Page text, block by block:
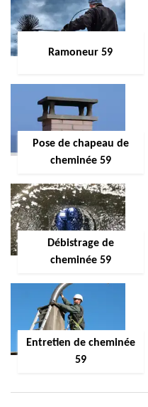
Ramoneur 59
Pose de chapeau de
cheminée 59
Débistrage de
cheminée 59
Entretien de cheminée
59